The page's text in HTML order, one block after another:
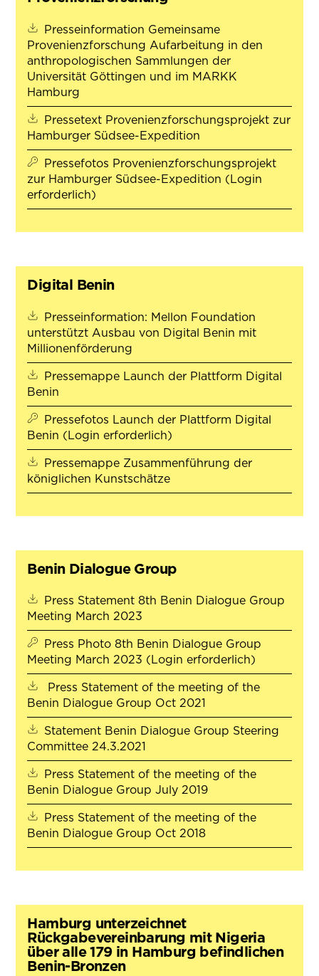
Presseinformation Gemeinsame
Provenienzforschung Aufarbeitung in den
anthropologischen Sammlungen der
Universität Göttingen und im MARKK
Hamburg
Pressetext Provenienzforschungsprojekt zur
Hamburger Südsee-Expedition
Pressefotos Provenienzforschungsprojekt
zur Hamburger Südsee-Expedition (Login
erforderlich)
Digital Benin
Presseinformation: Mellon Foundation
unterstützt Ausbau von Digital Benin mit
Millionenförderung
Pressemappe Launch der Plattform Digital
Benin
Pressefotos Launch der Plattform Digital
Benin (Login erforderlich)
Pressemappe Zusammenführung der
königlichen Kunstschätze(öffnet in neuem Tab)
Benin Dialogue Group
Press Statement 8th Benin Dialogue Group
Meeting March 2023
Press Photo 8th Benin Dialogue Group
Meeting March 2023 (Login erforderlich)
Press Statement of the meeting of the
Benin Dialogue Group Oct 2021
Statement Benin Dialogue Group Steering
Committee 24.3.2021
Press Statement of the meeting of the
Benin Dialogue Group July 2019(öffnet in neuem
Press Statement of the meeting of the
Benin Dialogue Group Oct 2018(öffnet in neuem
Hamburg unterzeichnet
Rückgabevereinbarung mit Nigeria
über alle 179 in Hamburg befindlichen
Benin-Bronzen